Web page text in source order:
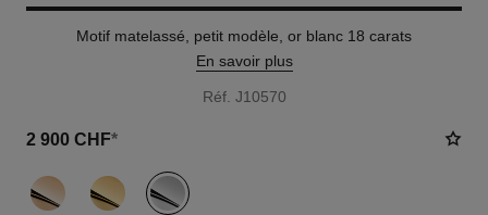
Motif matelassé, petit modèle, or blanc 18 carats
En savoir plus
Réf. J10570
2 900 CHF*
variante (3)